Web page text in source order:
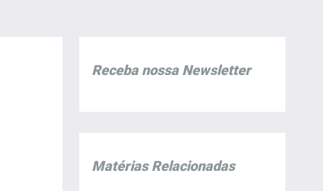
Receba nossa Newsletter
Matérias Relacionadas